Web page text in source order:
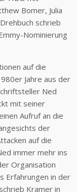
Bomer, Julia
schrieb
Nominierung
auf die
Jahre aus der
Ned
mit seiner
Aufruf an die
der
auf die
immer mehr ins
Organisation
Erfahrungen in der
Kramer in